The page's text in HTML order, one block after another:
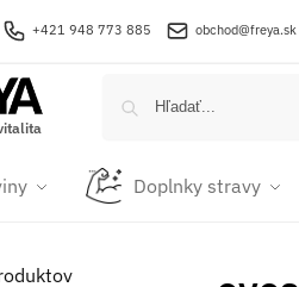
+421 948 773 885 obchod@freya.sk
Doplnky stravy